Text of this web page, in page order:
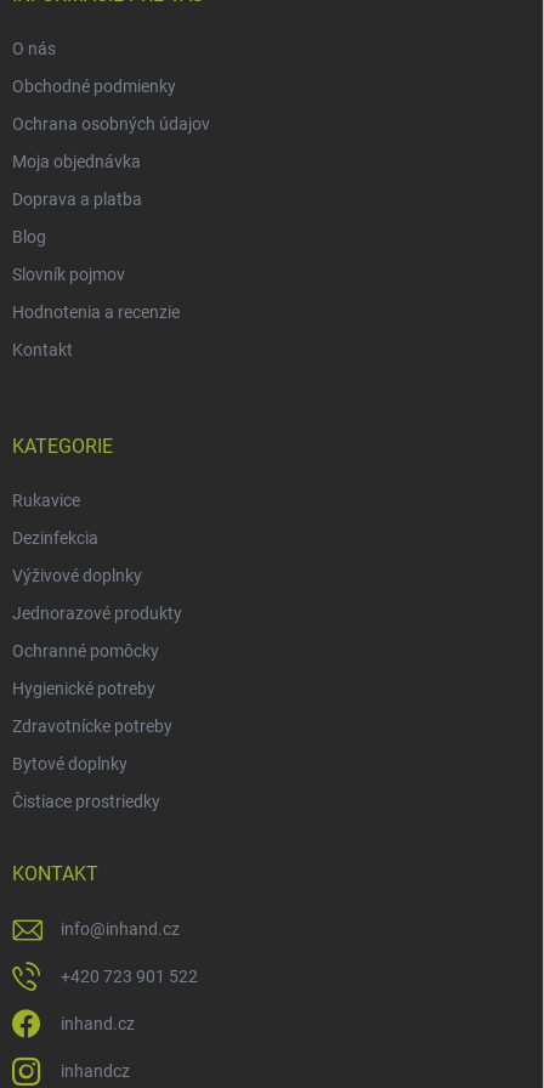
O nás
Obchodné podmienky
Ochrana osobných údajov
Moja objednávka
Doprava a platba
Blog
Slovník pojmov
Hodnotenia a recenzie
Kontakt
KATEGORIE
Rukavice
Dezinfekcia
Výživové doplnky
Jednorazové produkty
Ochranné pomôcky
Hygienické potreby
Zdravotnícke potreby
Bytové doplnky
Čistiace prostriedky
KONTAKT
info@inhand.cz
+420 723 901 522
inhand.cz
inhandcz